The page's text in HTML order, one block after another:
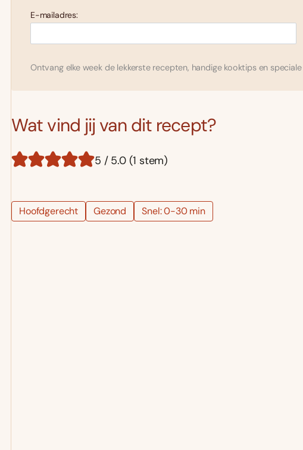
E-mailadres:
Ontvang elke week de lekkerste recepten, handige kooktips en
Wat vind jij van dit recept?
5 / 5.0 (1 stem)
Hoofdgerecht Gezond Snel: 0-30 min